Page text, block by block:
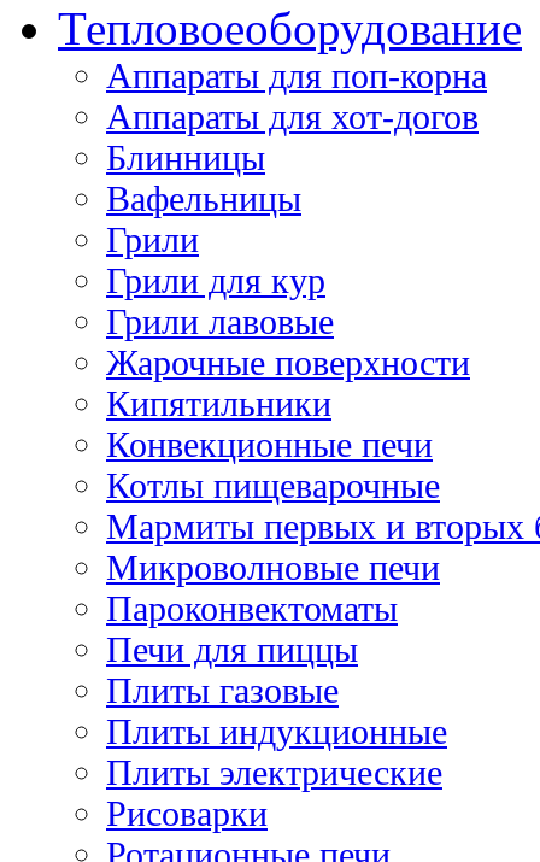
Тепловоеоборудование
Аппараты для поп-корна
Аппараты для хот-догов
Блинницы
Вафельницы
Грили
Грили для кур
Грили лавовые
Жарочные поверхности
Кипятильники
Конвекционные печи
Котлы пищеварочные
Мармиты первых и вторых
Микроволновые печи
Пароконвектоматы
Печи для пиццы
Плиты газовые
Плиты индукционные
Плиты электрические
Рисоварки
Ротационные печи